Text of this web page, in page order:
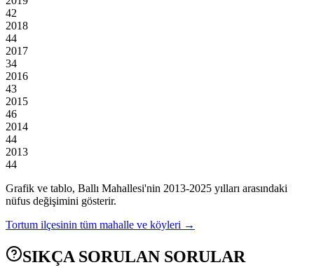
42
2018
44
2017
34
2016
43
2015
46
2014
44
2013
44
Grafik ve tablo, Ballı Mahallesi'nin 2013-2025 yılları arasındaki
nüfus değişimini gösterir.
Tortum ilçesinin tüm mahalle ve köyleri →
SIKÇA SORULAN SORULAR